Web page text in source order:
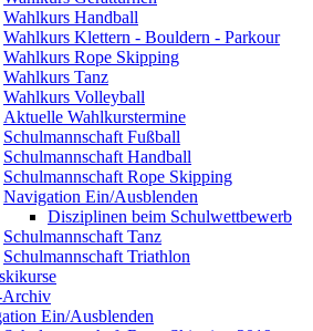
Wahlkurs Handball
Wahlkurs Klettern - Bouldern - Parkour
Wahlkurs Rope Skipping
Wahlkurs Tanz
Wahlkurs Volleyball
Aktuelle Wahlkurstermine
Schulmannschaft Fußball
Schulmannschaft Handball
Schulmannschaft Rope Skipping
Navigation Ein/Ausblenden
Disziplinen beim Schulwettbewerb
Schulmannschaft Tanz
Schulmannschaft Triathlon
Archiv
Ein/Ausblenden